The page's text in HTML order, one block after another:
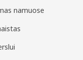
namuose